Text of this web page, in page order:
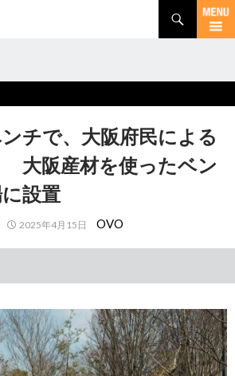
チで、大阪府民による
大阪産材を使ったベン
設置
2025年4月15日 OVO